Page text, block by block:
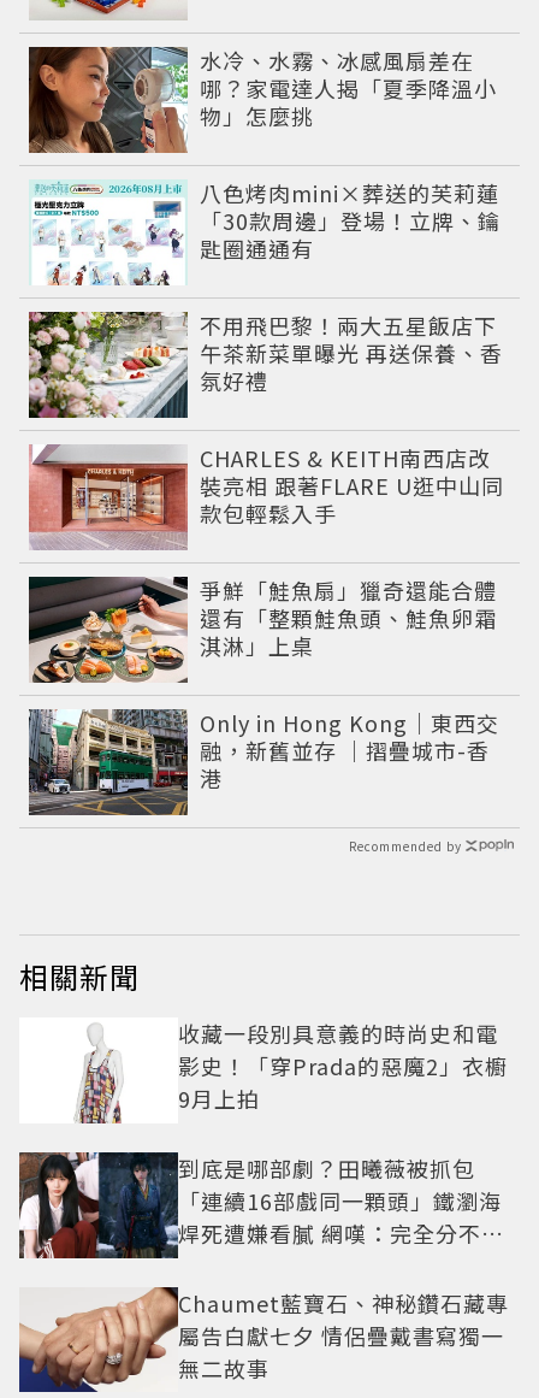
水冷、水霧、冰感風扇差在
哪？家電達人揭「夏季降溫小
物」怎麼挑
八色烤肉mini×葬送的芙莉蓮
「30款周邊」登場！立牌、鑰
匙圈通通有
不用飛巴黎！兩大五星飯店下
午茶新菜單曝光 再送保養、香
氛好禮
CHARLES & KEITH南西店改
裝亮相 跟著FLARE U逛中山同
款包輕鬆入手
爭鮮「鮭魚扇」獵奇還能合體
還有「整顆鮭魚頭、鮭魚卵霜
淇淋」上桌
Only in Hong Kong｜東西交
融，新舊並存 ｜摺疊城市-香
港
Recommended by
相關新聞
收藏一段別具意義的時尚史和電
影史！「穿Prada的惡魔2」衣櫥
9月上拍
到底是哪部劇？田曦薇被抓包
「連續16部戲同一顆頭」鐵瀏海
焊死遭嫌看膩 網嘆：完全分不出
Chaumet藍寶石、神秘鑽石藏專
屬告白獻七夕 情侶疊戴書寫獨一
無二故事